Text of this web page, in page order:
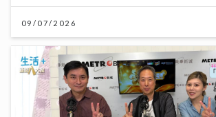
09/07/2026